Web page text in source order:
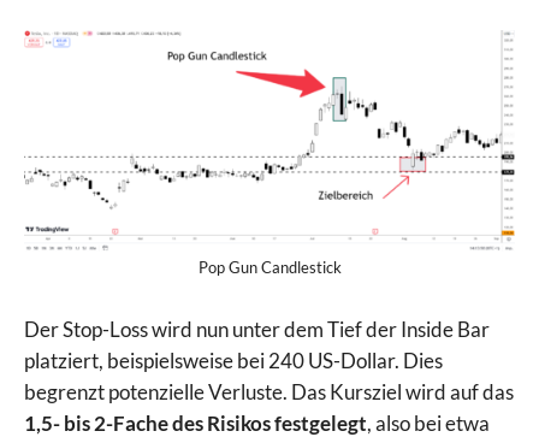
Pop Gun Candlestick
Der Stop-Loss wird nun unter dem Tief der Inside Bar
platziert, beispielsweise bei 240 US-Dollar. Dies
begrenzt potenzielle Verluste. Das Kursziel wird auf das
1,5- bis 2-Fache des Risikos festgelegt, also bei etwa